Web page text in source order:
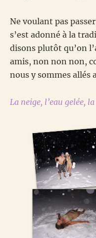
Ne voulant pas
s’est adonné à la
disons plutôt qu’on
amis, non non non,
nous y sommes allés
La neige, l’eau gelée,